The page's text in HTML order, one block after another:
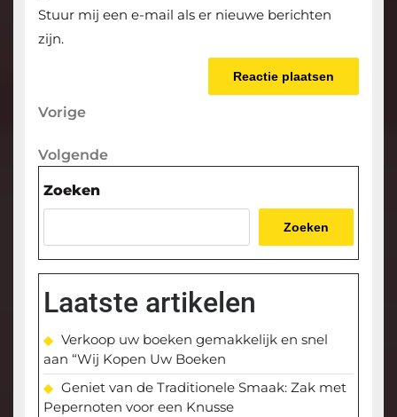
Stuur mij een e-mail als er nieuwe berichten
zijn.
Berichtnavigatie
Vorige
Vorige
Volgende
Volgende
Zoeken
Zoeken
Laatste artikelen
Verkoop uw boeken gemakkelijk en snel
aan “Wij Kopen Uw Boeken
Geniet van de Traditionele Smaak: Zak met
Pepernoten voor een Knusse